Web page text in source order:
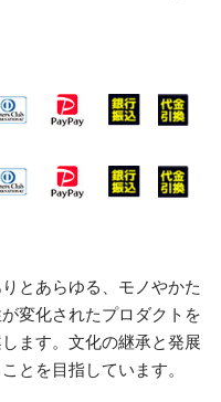
とあらゆる、モノやかた
変化されたプロダクトを
ます。文化の継承と発展
とを目指しています。